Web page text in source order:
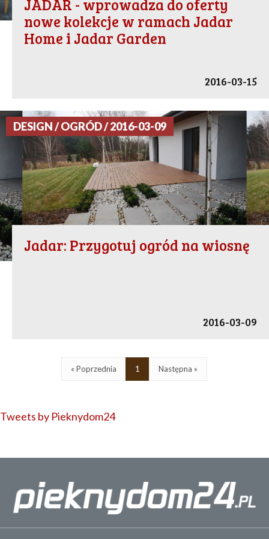
JADAR - wprowadza do oferty
nowe kolekcje w ramach Jadar
Home i Jadar Garden
2016-03-15
DESIGN / OGRÓD / 2016-03-09
Jadar: Przygotuj ogród na wiosnę
2016-03-09
« Poprzednia 1 Następna »
Tweets by Pieknydom24